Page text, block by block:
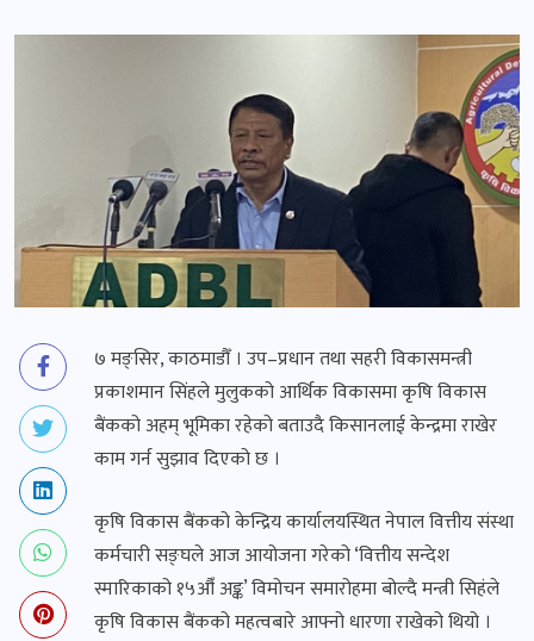
७ मङ्सिर, काठमाडौँ । उप–प्रधान तथा सहरी विकासमन्त्री
प्रकाशमान सिंहले मुलुकको आर्थिक विकासमा कृषि विकास
बैंकको अहम् भूमिका रहेको बताउदै किसानलाई केन्द्रमा राखेर
काम गर्न सुझाव दिएको छ ।
कृषि विकास बैंकको केन्द्रिय कार्यालयस्थित नेपाल वित्तीय संस्था
कर्मचारी सङ्घले आज आयोजना गरेको ‘वित्तीय सन्देश
स्मारिकाको १५औँ अङ्क’ विमोचन समारोहमा बोल्दै मन्त्री सिहंले
कृषि विकास बैंकको महत्वबारे आफ्नो धारणा राखेको थियो ।